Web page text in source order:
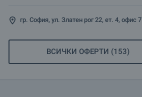
гр. София, ул. Златен рог 22, ет. 4, офис 7
ВСИЧКИ ОФЕРТИ (153)